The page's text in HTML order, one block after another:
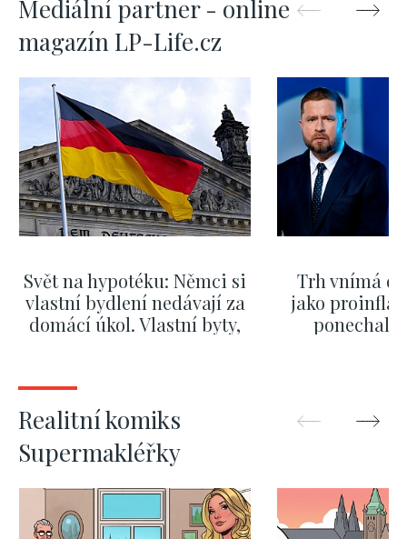
Mediální partner - online
magazín LP-Life.cz
Svět na hypotéku: Němci si
vlastní bydlení nedávají za
domácí úkol. Vlastní byty,
Trh vnímá
jako
ponechali
Realitní komiks
Supermakléřky